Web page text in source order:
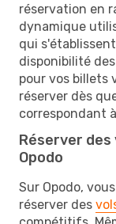
réservation en
dynamique
qui
disponibilité
pour vos billets
réserver dès
correspondant
Réserver
Opodo
Sur Opodo,
réserver des